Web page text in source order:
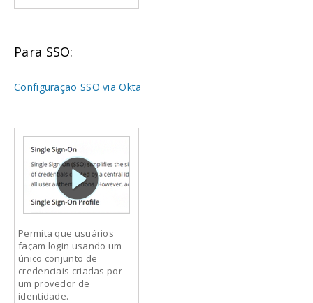
Para SSO:
Configuração SSO via Okta
Permita que usuários
façam login usando um
único conjunto de
credenciais criadas por
um provedor de
identidade.